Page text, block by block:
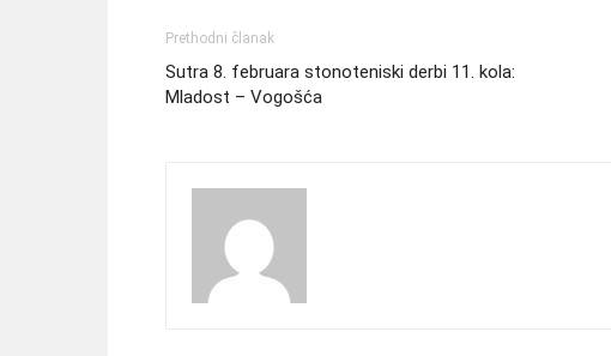
Prethodni članak
Sutra 8. februara stonoteniski derbi 11. kola:
Mladost – Vogošća